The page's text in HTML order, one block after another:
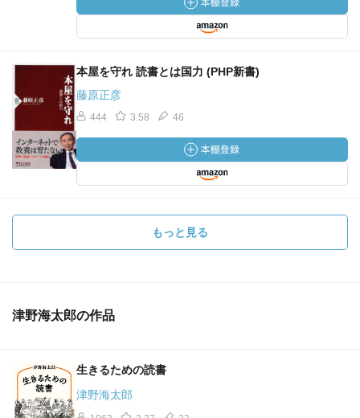
本屋を守れ 読書とは国力 (PHP新書)
藤原正彦
444 3.58 46
もっと見る
津野海太郎の作品
生きるための読書
津野海太郎